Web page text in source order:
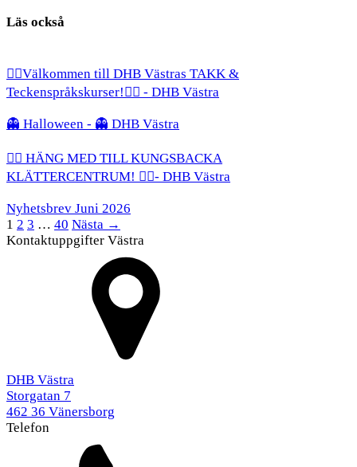
Läs också
✋🏻Välkommen till DHB Västras TAKK &
Teckenspråkskurser!✋🏻 - DHB Västra
👻 Halloween - 👻 DHB Västra
🧗‍♀️ HÄNG MED TILL KUNGSBACKA
KLÄTTERCENTRUM! 🧗‍♂️- DHB Västra
Nyhetsbrev Juni 2026
1 2 3 … 40 Nästa →
Kontaktuppgifter Västra
DHB Västra
Storgatan 7
462 36 Vänersborg
Telefon